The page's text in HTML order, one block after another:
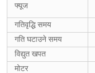
फ्यूज
गतिवृद्धि समय
गति घटाउने समय
विद्युत खपत
मोटर